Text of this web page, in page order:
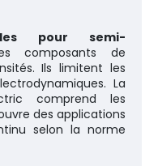
pour semi-
composants de
Ils limitent les
La
comprend les
des applications
selon la norme